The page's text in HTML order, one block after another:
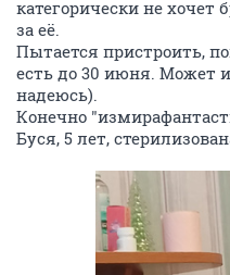
категорически не хочет
за её.
Пытается пристроить,
есть до 30 июня. Может
надеюсь).
Конечно
Буся, 5 лет,